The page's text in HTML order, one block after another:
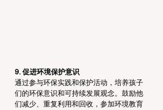
9. 促进环境保护意识
通过参与环保实践和保护活动，培养孩子
们的环保意识和可持续发展观念。鼓励他
们减少、重复利用和回收，参加环境教育